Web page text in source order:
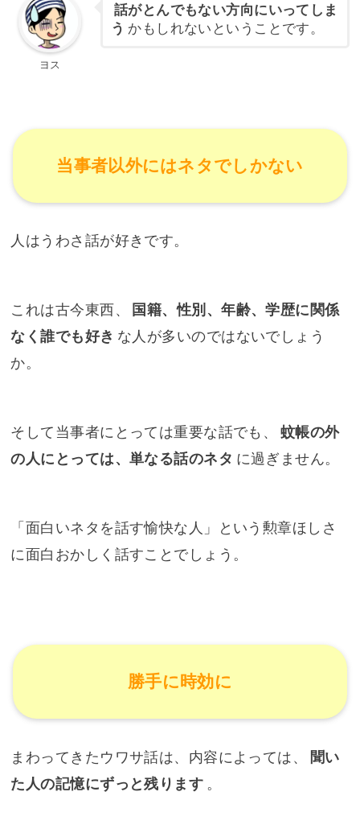
ヨス
話がとんでもない方向にいってしま
う かもしれないということです。
当事者以外にはネタでしかない
人はうわさ話が好きです。
これは古今東西、
国籍、性別、年齢、学歴に関係
なく誰でも好き な人が多いのではないでしょう
か。
そして当事者にとっては重要な話でも、
蚊帳の外
の人にとっては、単なる話のネタ に過ぎません。
「面白いネタを話す愉快な人」という勲章ほしさ
に面白おかしく話すことでしょう。
勝手に時効に
まわってきたウワサ話は、内容によっては、
聞い
た人の記憶にずっと残ります 。